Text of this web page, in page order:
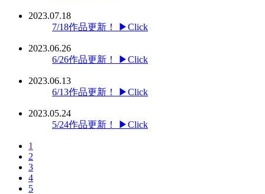
2023.07.18
7/18作品更新！ ▶Click
2023.06.26
6/26作品更新！ ▶Click
2023.06.13
6/13作品更新！ ▶Click
2023.05.24
5/24作品更新！ ▶Click
1
2
3
4
5